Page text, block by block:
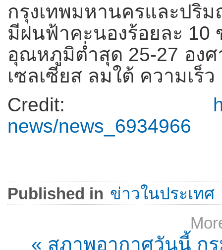
กรุงเทพมหานครและปริ
มีฝนฟ้าคะนองร้อยละ 10
อุณหภูมิต่ำสุด 25-27 อง
เซลเซียส ลมใต้ ความเร็
Credit:
news/news_6934966
Published in ข่าวในประเทศ
« สภาพอากาศวันนี้ ก